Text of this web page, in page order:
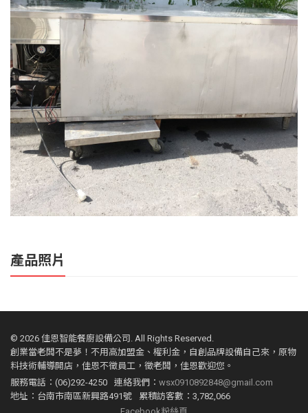
產品照片
© 2026 佳恩智能餐廚設備公司. All Rights Reserved.
創業當老闆不是夢！不用高加盟金、權利金，自創品牌設備自己來，原物
料技術輔導開店，佳恩不徵員工，徵老闆，佳恩歡迎您。
服務電話：(06)292-4250
連絡我們： wsx0910892848@gmail.com
地址：台南市南區新興路491號
累積訪客數：3,782,066